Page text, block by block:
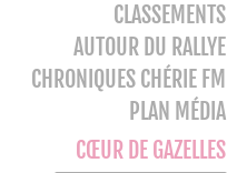
CLASSEMENTS
AUTOUR DU RALLYE
CHRONIQUES CHÉRIE FM
PLAN MÉDIA
CŒUR DE GAZELLES